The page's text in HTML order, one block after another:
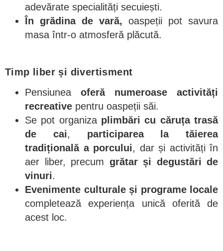
adevărate specialități secuiești.
În grădina de vară, oaspeții pot savura
masa într-o atmosferă plăcută.
Timp liber și divertisment
Pensiunea oferă numeroase activități
recreative pentru oaspeții săi.
Se pot organiza plimbări cu căruța trasă
de cai, participarea la tăierea
tradițională a porcului, dar și activități în
aer liber, precum grătar și degustări de
vinuri.
Evenimente culturale și programe locale
completează experiența unică oferită de
acest loc.